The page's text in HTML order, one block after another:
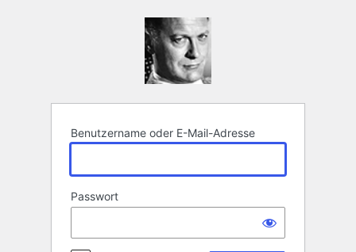
Benutzername oder E-Mail-Adresse
Passwort